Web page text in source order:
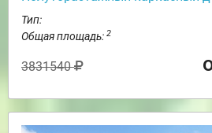
Тип:
Общая площадь: 2
3831540